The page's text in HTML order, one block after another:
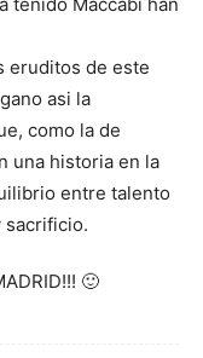
eruditos de este
asi la
como la de
una historia en la
entre talento
sacrificio.
🙂